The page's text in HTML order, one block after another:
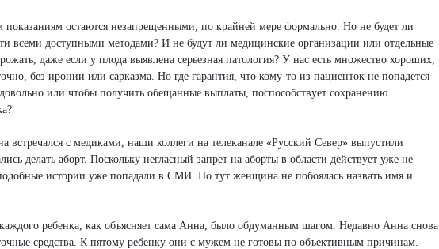
остаются незапрещенными, по крайней мере формально. Но не будет ли
всеми доступными методами? И не будут ли медицинские организации или отдельные
даже если у плода выявлена серьезная патология? У нас есть множество хороших,
без иронии или сарказма. Но где гарантия, что кому-то из пациенток не попадется
или чтобы получить обещанные выплаты, поспособствует сохранению
встречался с медиками, наши коллеги на телеканале «Русский Север» выпустили
делать аборт. Поскольку негласный запрет на аборты в области действует уже не
истории уже попадали в СМИ. Но тут женщина не побоялась назвать имя и
ребенка, как объясняет сама Анна, было обдуманным шагом. Недавно Анна снова
средства. К пятому ребенку они с мужем не готовы по объективным причинам.